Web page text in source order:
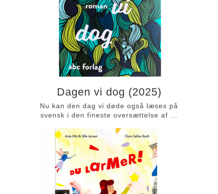
Dagen vi dog (2025)
Nu kan den dag vi døde også læses på
svensk i den fineste oversættelse af ...